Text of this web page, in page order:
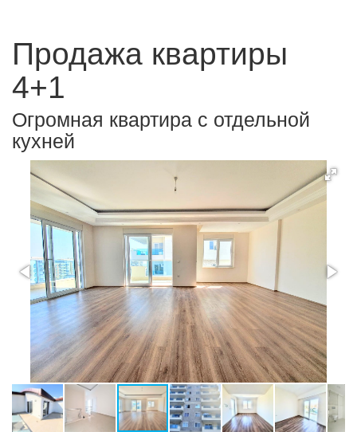
Продажа квартиры
4+1
Огромная квартира с отдельной
кухней